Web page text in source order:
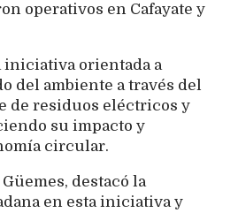
operativos en Cafayate y
iniciativa orientada a
del ambiente a través del
de residuos eléctricos y
su impacto y
circular.
destacó la
en esta iniciativa y